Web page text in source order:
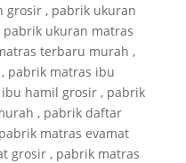
grosir , pabrik ukuran
ukuran matras
terbaru murah ,
pabrik matras ibu
hamil grosir , pabrik
, pabrik daftar
matras evamat
grosir , pabrik matras